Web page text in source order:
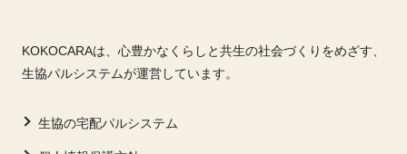
KOKOCARAは、心豊かなくらしと共生の社会づくりをめざす、
生協パルシステムが運営しています。
生協の宅配パルシステム